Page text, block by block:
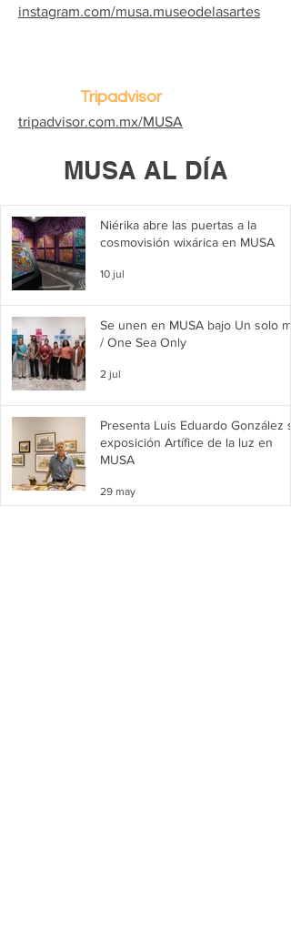
instagram.com/musa.museodelasartes
Tripadvisor
tripadvisor.com.mx/MUSA
MUSA AL DÍA
Niérika abre las puertas a la
cosmovisión wixárica en MUSA
10 jul
Se unen en MUSA bajo Un solo
/ One Sea Only
2 jul
Presenta Luis Eduardo González
exposición Artífice de la luz en
MUSA
29 may